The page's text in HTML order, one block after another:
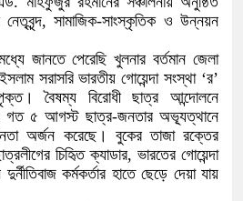
নেতৃবৃন্দ, সামাজিক-সাংস্কৃতিক ও উন্নয়ন
জানতে পেরেছি খুলনার বর্তমান জেলা
সরাসরি ভারতীয় গোয়েন্দা সংস্থা ‘র’
বৈষম্য বিরোধী ছাত্র আন্দোলনে
গত ৫ আগস্ট ছাত্র-জনতার অভ্যূত্থানে
অর্জন করেছে। বুকের তাজা রক্তের
চিহিৃত ক্যাডার, ভারতের গোয়েন্দা
কর্মকর্তার হাতে ছেড়ে দেয়া যায়